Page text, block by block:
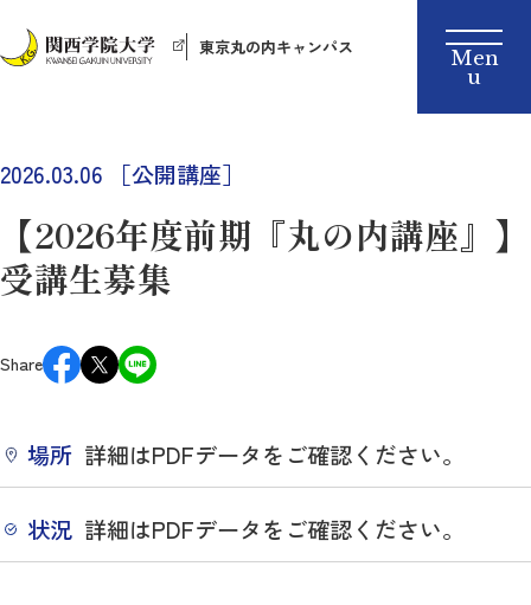
東京丸の内キャンパス
2026.03.06 ［公開講座］
【2026年度前期『丸の内講座』】
受講生募集
Share
場所 詳細はPDFデータをご確認ください。
状況 詳細はPDFデータをご確認ください。